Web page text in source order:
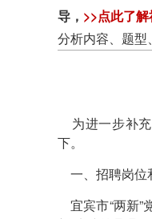
导 ， >>点此了
分析内容、题
为进一步补充
下。
一、招聘岗位
宜宾市“两新”